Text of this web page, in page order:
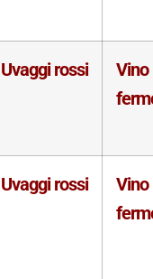
Uvaggi rossi
Vino
Uvaggi rossi
Vino